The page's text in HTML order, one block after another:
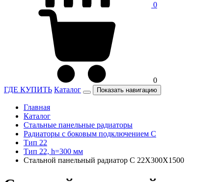
0
0
ГДЕ КУПИТЬ Каталог Показать навигацию
Главная
Каталог
Стальные панельные радиаторы
Радиаторы c боковым подключением C
Тип 22
Тип 22, h=300 мм
Стальной панельный радиатор C 22Х300Х1500